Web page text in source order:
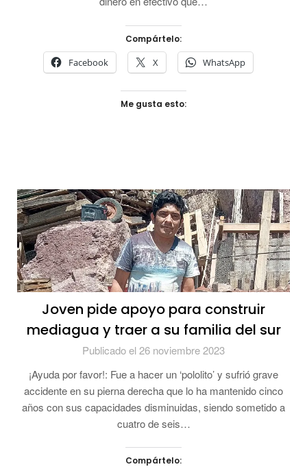
Compártelo:
Facebook X WhatsApp
Me gusta esto:
Joven pide apoyo para construir
mediagua y traer a su familia del sur
Publicado el 26 noviembre 2023
¡Ayuda por favor!: Fue a hacer un ‘pololito’ y sufrió grave
accidente en su pierna derecha que lo ha mantenido cinco
años con sus capacidades disminuidas, siendo sometido a
cuatro de seis…
Compártelo: